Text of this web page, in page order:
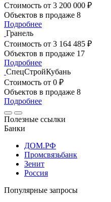
Стоимость от 3 200 000 ₽
Объектов в продаже 8
Подробнее
Гранель
Стоимость от 3 164 485 ₽
Объектов в продаже 17
Подробнее
СпецСтройКубань
Стоимость от 0 ₽
Объектов в продаже 8
Подробнее
Полезные ссылки
Банки
ДОМ.РФ
Промсвязьбанк
Зенит
Россия
Популярные запросы